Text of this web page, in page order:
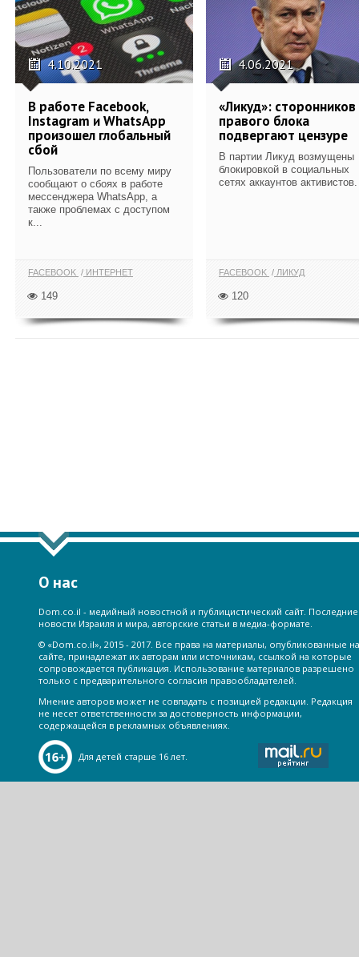
4.10.2021
В работе Facebook,
Instagram и WhatsApp
произошел глобальный
сбой
Пользователи по всему миру
сообщают о сбоях в работе
мессенджера WhatsApp, а
также проблемах с доступом
к...
FACEBOOK ИНТЕРНЕТ
149
4.06.2021
«Ликуд»: сторонников
правого блока
подвергают цензуре
В партии Ликуд возмущены
блокировкой в социальных
сетях аккаунтов активистов.
FACEBOOK ЛИКУД
120
О нас
Dom.co.il - медийный новостной и публицистический сайт. Последние
новости Израиля и мира, авторские статьи в медиа-формате.
© «Dom.co.il», 2015 - 2017. Все права на материалы, опубликованные на
сайте, принадлежат их авторам или источникам, ссылкой на которые
сопровождается публикация. Использование материалов разрешено
только с предварительного согласия правообладателей.
Мнение авторов может не совпадать с позицией редакции. Редакция
не несет ответственности за достоверность информации,
содержащейся в рекламных объявлениях.
Для детей старше 16 лет.